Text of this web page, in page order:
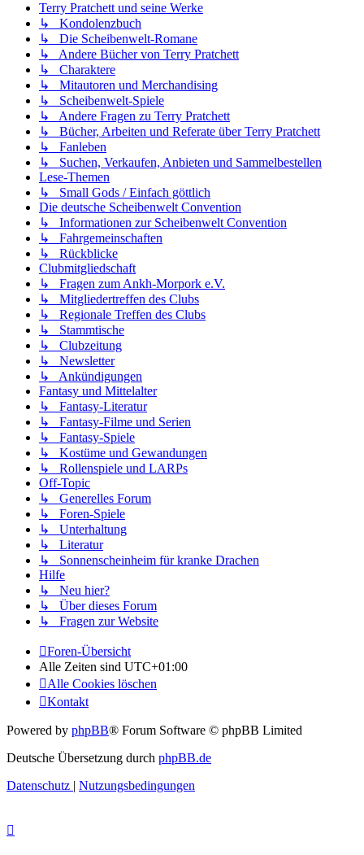
Terry Pratchett und seine Werke
↳ Kondolenzbuch
↳ Die Scheibenwelt-Romane
↳ Andere Bücher von Terry Pratchett
↳ Charaktere
↳ Mitautoren und Merchandising
↳ Scheibenwelt-Spiele
↳ Andere Fragen zu Terry Pratchett
↳ Bücher, Arbeiten und Referate über Terry Pratchett
↳ Fanleben
↳ Suchen, Verkaufen, Anbieten und Sammelbestellen
Lese-Themen
↳ Small Gods / Einfach göttlich
Die deutsche Scheibenwelt Convention
↳ Informationen zur Scheibenwelt Convention
↳ Fahrgemeinschaften
↳ Rückblicke
Clubmitgliedschaft
↳ Fragen zum Ankh-Morpork e.V.
↳ Mitgliedertreffen des Clubs
↳ Regionale Treffen des Clubs
↳ Stammtische
↳ Clubzeitung
↳ Newsletter
↳ Ankündigungen
Fantasy und Mittelalter
↳ Fantasy-Literatur
↳ Fantasy-Filme und Serien
↳ Fantasy-Spiele
↳ Kostüme und Gewandungen
↳ Rollenspiele und LARPs
Off-Topic
↳ Generelles Forum
↳ Foren-Spiele
↳ Unterhaltung
↳ Literatur
↳ Sonnenscheinheim für kranke Drachen
Hilfe
↳ Neu hier?
↳ Über dieses Forum
↳ Fragen zur Website
Foren-Übersicht
Alle Zeiten sind UTC+01:00
Alle Cookies löschen
Kontakt
Powered by phpBB® Forum Software © phpBB Limited
Deutsche Übersetzung durch phpBB.de
Datenschutz
Nutzungsbedingungen